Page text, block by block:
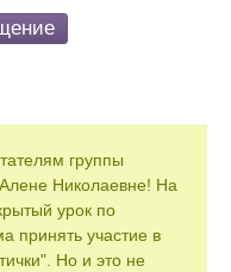
группы
Николаевне! На
урок по
принять участие в
Но и это не